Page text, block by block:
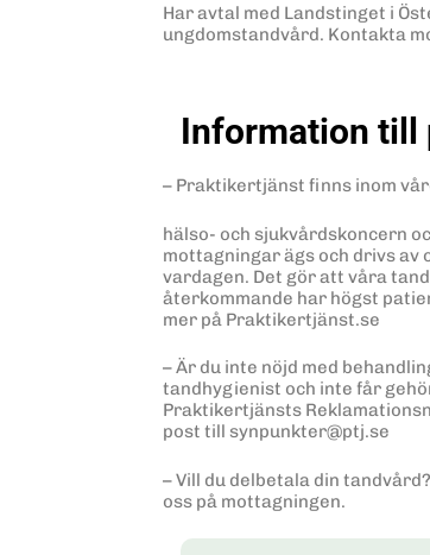
Har avtal med Landstinget i
ungdomstandvård. Kontakta
Information till
– Praktikertjänst finns inom
hälso- och sjukvårdskoncern
mottagningar ägs och drivs av
vardagen. Det gör att våra
återkommande har högst
mer på Praktikertjänst.se
– Är du inte nöjd med
tandhygienist och inte får
Praktikertjänsts
post till synpunkter@ptj.se
– Vill du delbetala din
oss på mottagningen.